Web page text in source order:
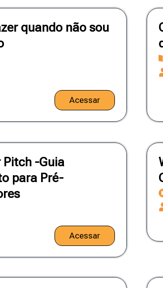
quando não sou
Acessar
Pitch -Guia
para Pré-
Acessar